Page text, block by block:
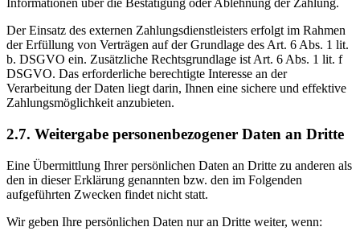
Informationen über die Bestätigung oder Ablehnung der Zahlung.
Der Einsatz des externen Zahlungsdienstleisters erfolgt im Rahmen
der Erfüllung von Verträgen auf der Grundlage des Art. 6 Abs. 1 lit.
b. DSGVO ein. Zusätzliche Rechtsgrundlage ist Art. 6 Abs. 1 lit. f
DSGVO. Das erforderliche berechtigte Interesse an der
Verarbeitung der Daten liegt darin, Ihnen eine sichere und effektive
Zahlungsmöglichkeit anzubieten.
2.7. Weitergabe personenbezogener Daten an Dritte
Eine Übermittlung Ihrer persönlichen Daten an Dritte zu anderen als
den in dieser Erklärung genannten bzw. den im Folgenden
aufgeführten Zwecken findet nicht statt.
Wir geben Ihre persönlichen Daten nur an Dritte weiter, wenn: